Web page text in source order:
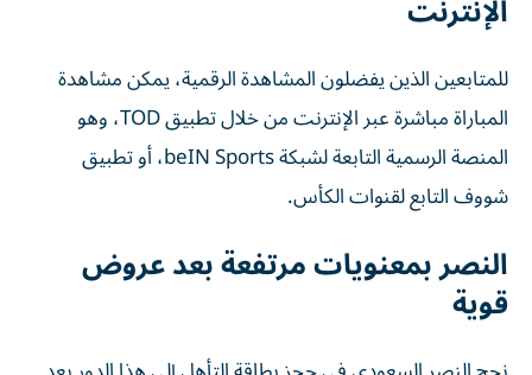
الإنترنت
للمتابعين الذين يفضلون المشاهدة الرقمية، يمكن مشاهدة
المباراة مباشرة عبر الإنترنت من خلال تطبيق TOD، وهو
المنصة الرسمية التابعة لشبكة beIN Sports، أو تطبيق
شووف التابع لقنوات الكأس.
النصر بمعنويات مرتفعة بعد عروض
قوية